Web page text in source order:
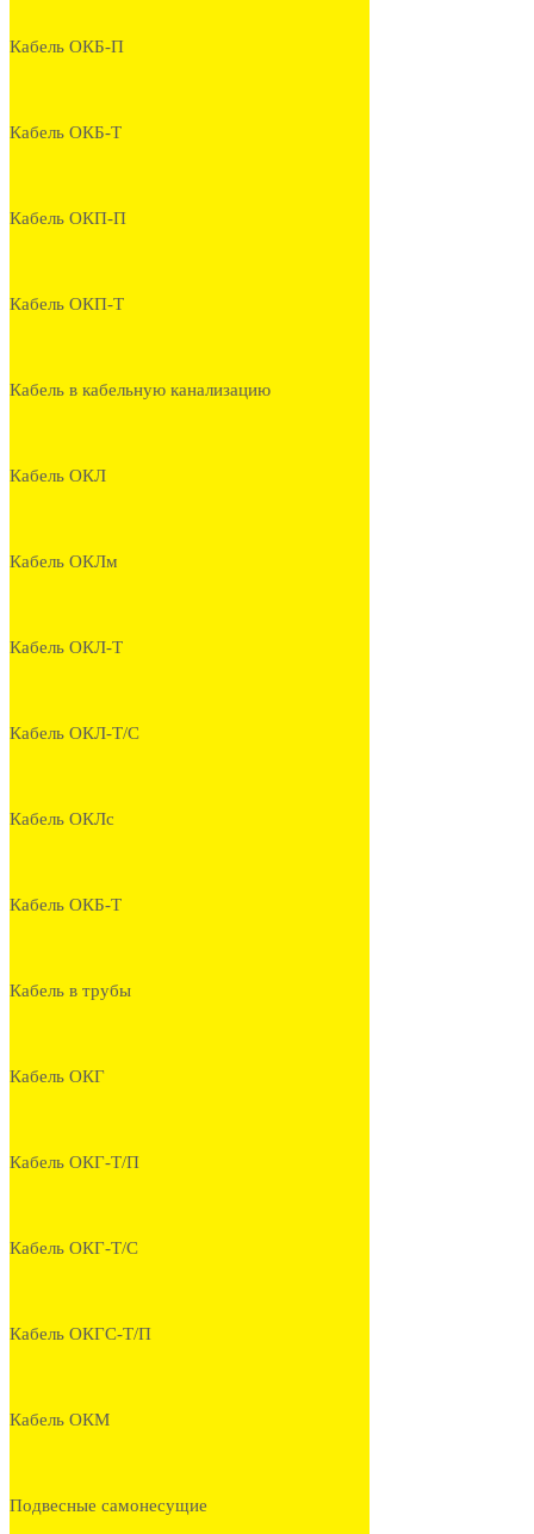
Кабель ОКБ-П
Кабель ОКБ-Т
Кабель ОКП-П
Кабель ОКП-Т
Кабель в кабельную канализацию
Кабель ОКЛ
Кабель ОКЛм
Кабель ОКЛ-Т
Кабель ОКЛ-Т/С
Кабель ОКЛс
Кабель ОКБ-Т
Кабель в трубы
Кабель ОКГ
Кабель ОКГ-Т/П
Кабель ОКГ-Т/С
Кабель ОКГС-Т/П
Кабель ОКМ
Подвесные самонесущие